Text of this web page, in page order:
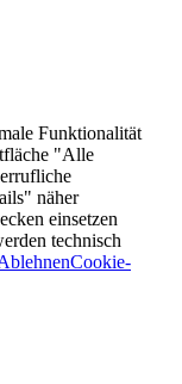
Funktionalität
"Alle
näher
einsetzen
technisch
Cookie-